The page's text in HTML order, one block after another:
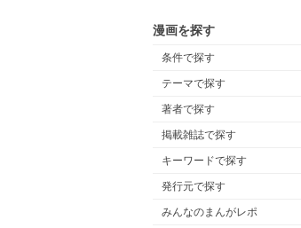
漫画を探す
条件で探す
テーマで探す
著者で探す
掲載雑誌で探す
キーワードで探す
発行元で探す
みんなのまんがレポ